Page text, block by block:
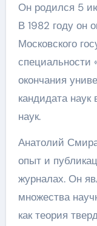
Он родился 5
В 1982 году он
Московского
окончания
кандидата
наук.
Анатолий
опыт и
журналах. Он
множества
как теория